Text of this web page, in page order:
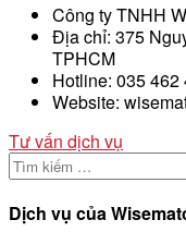
Công ty TNHH
Địa chỉ: 375
TPHCM
Hotline: 035 462
Website:
Tư vấn dịch vụ
Tìm
kiếm
cho:
Dịch vụ của